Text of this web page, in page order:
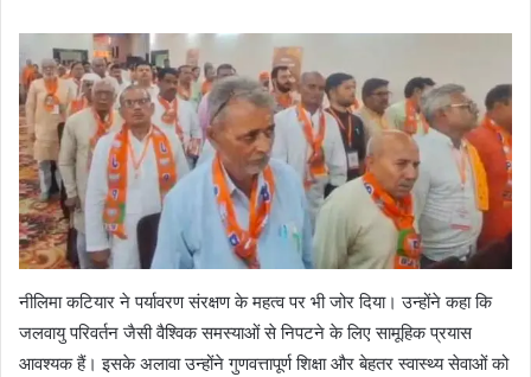
नीलिमा कटियार ने पर्यावरण संरक्षण के महत्व पर भी जोर दिया। उन्होंने कहा कि
जलवायु परिवर्तन जैसी वैश्विक समस्याओं से निपटने के लिए सामूहिक प्रयास
आवश्यक हैं। इसके अलावा उन्होंने गुणवत्तापूर्ण शिक्षा और बेहतर स्वास्थ्य सेवाओं को